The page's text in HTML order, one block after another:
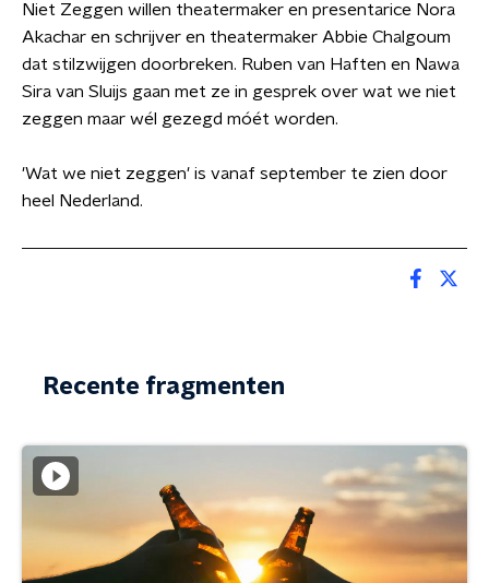
Niet Zeggen willen theatermaker en presentarice Nora
Akachar en schrijver en theatermaker Abbie Chalgoum
dat stilzwijgen doorbreken. Ruben van Haften en Nawa
Sira van Sluijs gaan met ze in gesprek over wat we niet
zeggen maar wél gezegd móét worden.
'Wat we niet zeggen' is vanaf september te zien door
heel Nederland.
Recente fragmenten